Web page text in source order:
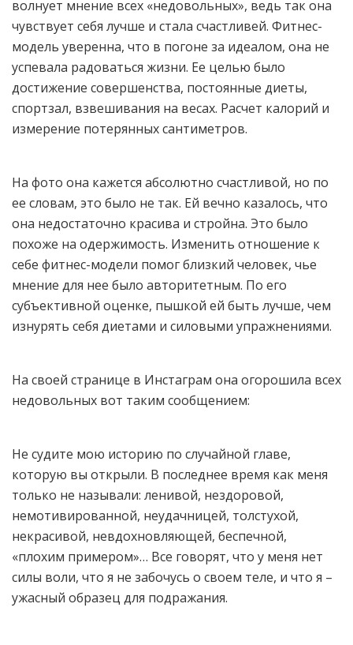
волнует мнение всех «недовольных», ведь так она
чувствует себя лучше и стала счастливей. Фитнес-
модель уверенна, что в погоне за идеалом, она не
успевала радоваться жизни. Ее целью было
достижение совершенства, постоянные диеты,
спортзал, взвешивания на весах. Расчет калорий и
измерение потерянных сантиметров.
На фото она кажется абсолютно счастливой, но по
ее словам, это было не так. Ей вечно казалось, что
она недостаточно красива и стройна. Это было
похоже на одержимость. Изменить отношение к
себе фитнес-модели помог близкий человек, чье
мнение для нее было авторитетным. По его
субъективной оценке, пышкой ей быть лучше, чем
изнурять себя диетами и силовыми упражнениями.
На своей странице в Инстаграм она огорошила всех
недовольных вот таким сообщением:
Не судите мою историю по случайной главе,
которую вы открыли. В последнее время как меня
только не называли: ленивой, нездоровой,
немотивированной, неудачницей, толстухой,
некрасивой, невдохновляющей, беспечной,
«плохим примером»… Все говорят, что у меня нет
силы воли, что я не забочусь о своем теле, и что я –
ужасный образец для подражания.